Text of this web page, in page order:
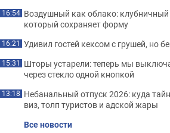
16:54 Воздушный как облако:
который сохраняет форму
16:21 Удивил гостей кексом с грушей, но
15:31 Шторы устарели: теперь мы
через стекло одной кнопкой
13:18 Небанальный отпуск 2026: куда
виз, толп туристов и адской жары
Все новости